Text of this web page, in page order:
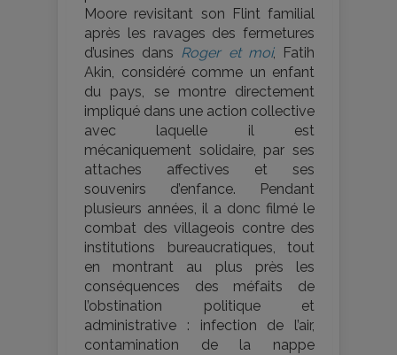
Moore revisitant son Flint familial
après les ravages des fermetures
d’usines dans Roger et moi, Fatih
Akin, considéré comme un enfant
du pays, se montre directement
impliqué dans une action collective
avec laquelle il est
mécaniquement solidaire, par ses
attaches affectives et ses
souvenirs d’enfance. Pendant
plusieurs années, il a donc filmé le
combat des villageois contre des
institutions bureaucratiques, tout
en montrant au plus près les
conséquences des méfaits de
l’obstination politique et
administrative : infection de l’air,
contamination de la nappe